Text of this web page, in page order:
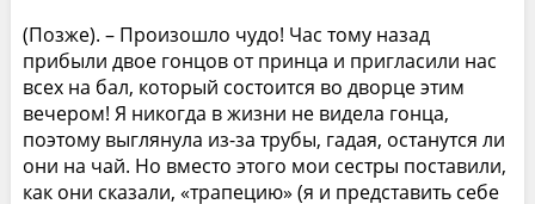
(Позже). – Произошло чудо! Час тому назад
прибыли двое гонцов от принца и пригласили нас
всех на бал, который состоится во дворце этим
вечером! Я никогда в жизни не видела гонца,
поэтому выглянула из-за трубы, гадая, останутся ли
они на чай. Но вместо этого мои сестры поставили,
как они сказали, «трапецию» (я и представить себе